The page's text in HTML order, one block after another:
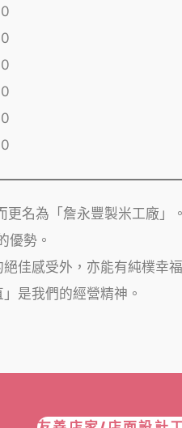
名為「詹永豐製米工廠」
優勢。
佳感受外，亦能有純樸幸
是我們的經營精神。